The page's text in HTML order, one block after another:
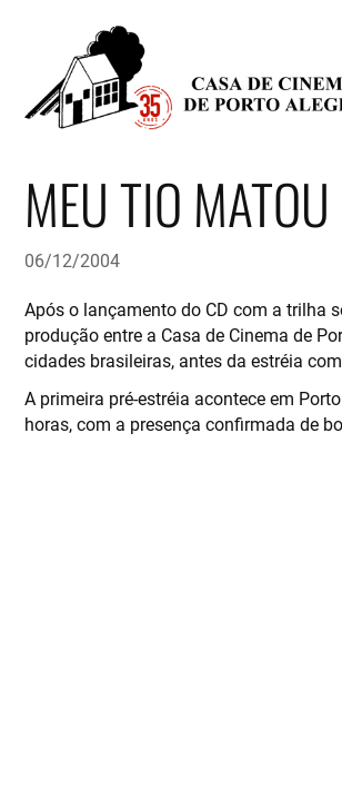
MEU TIO
06/12/2004
Após o lançamento do CD com a trilha
produção entre a Casa de Cinema de
cidades brasileiras, antes da estréia
A primeira pré-estréia acontece em
horas, com a presença confirmada de